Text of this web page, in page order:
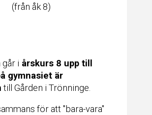
(från åk 8)
i årskurs 8 upp till
gymnasiet är
till Gården i Trönninge.
för att "bara-vara"